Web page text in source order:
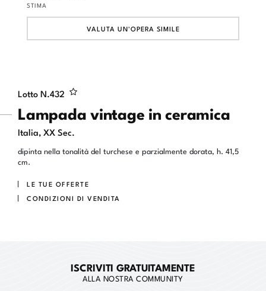
Lotto N.432
Lampada vintage in ceramica
Italia, XX Sec.
dipinta nella tonalità del turchese e parzialmente dorata, h. 41,5
cm.
LE TUE OFFERTE
CONDIZIONI DI VENDITA
STIMA
VALUTA UN'OPERA SIMILE
ISCRIVITI GRATUITAMENTE
ALLA NOSTRA COMMUNITY